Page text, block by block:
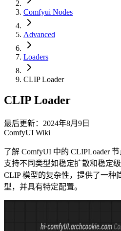
Comfyui Nodes
Advanced
Loaders
CLIP Loader
CLIP Loader
最后更新：2024年8月9日
ComfyUI Wiki
了解 ComfyUI 中的 CLIPLoader
支持不同类型如稳定扩散和稳定
CLIP 模型的复杂性，提供了一种
型，并具有特定配置。